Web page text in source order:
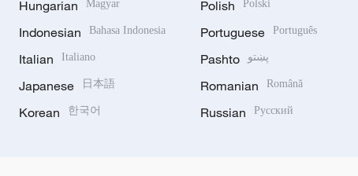
Hungarian Magyar
Indonesian Bahasa Indonesia
Italian Italiano
Japanese 日本語
Korean 한국어
Polish Polski
Portuguese Português
Pashto پښتو
Romanian Română
Russian Русский